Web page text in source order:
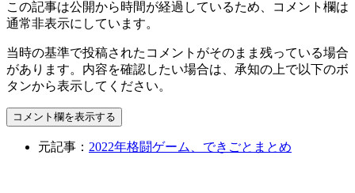
この記事は公開から時間が経過しているため、コメント欄は
通常非表示にしています。
当時の基準で投稿されたコメントがそのまま残っている場合
があります。内容を確認したい場合は、承知の上で以下のボ
タンから表示してください。
コメント欄を表示する
元記事： 2022年格闘ゲーム、できごとまとめ